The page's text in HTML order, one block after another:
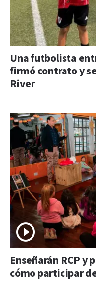
Una futbolista
firmó contrato y
River
Enseñarán RCP y
cómo participar